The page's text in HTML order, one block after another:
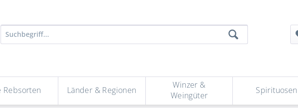
Rebsorten Länder & Regionen
Winzer &
Weingüter
Spirituosen